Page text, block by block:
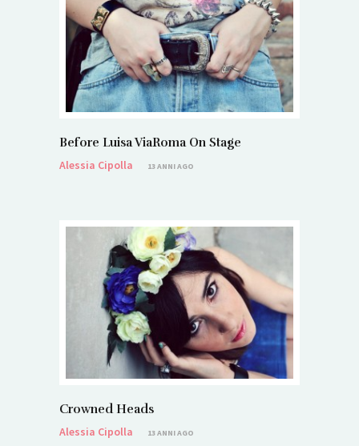
Before Luisa ViaRoma On Stage
Alessia Cipolla
13 ANNI AGO
Crowned Heads
Alessia Cipolla
13 ANNI AGO